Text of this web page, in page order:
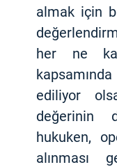
almak için
her ne
ediliyor
değerinin
hukuken,
alınması